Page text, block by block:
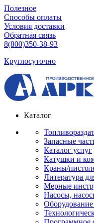
Полезное
Способы оплаты
Условия доставки
Обратная связь
8(800)350-38-93
Круглосуточно
Каталог
Запасные
Каталог услуг
Катушки и
Краны/
Литература
Мерные
Насосы,
Оборудование